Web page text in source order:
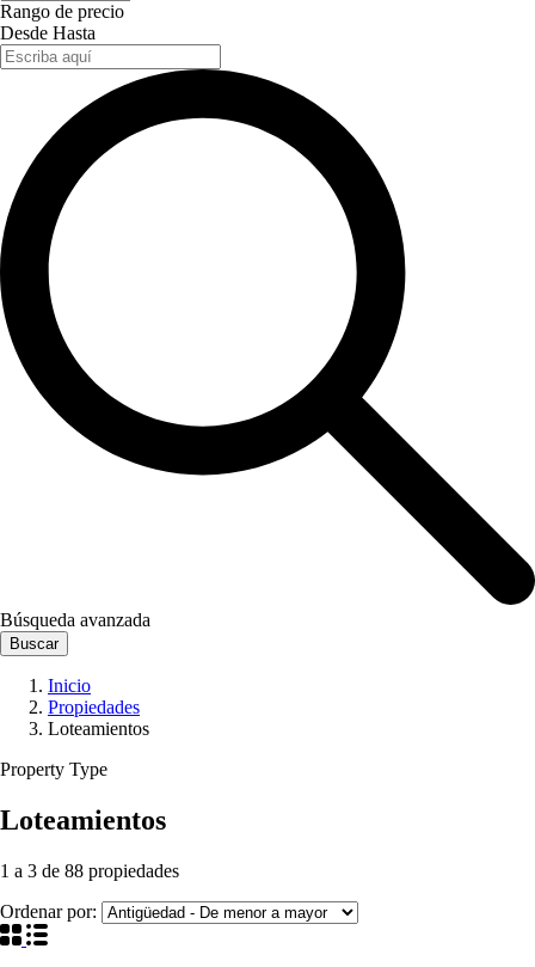
Rango de precio
Desde Hasta
Búsqueda avanzada
Buscar
Inicio
Propiedades
Loteamientos
Property Type
Loteamientos
1 a 3 de 88 propiedades
Ordenar por: